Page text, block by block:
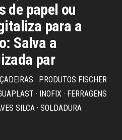
de papel ou
para a
Salva a
par
· PRODUTOS FISCHER
· INOFIX · FERRAGENS
SILCA · SOLDADURA